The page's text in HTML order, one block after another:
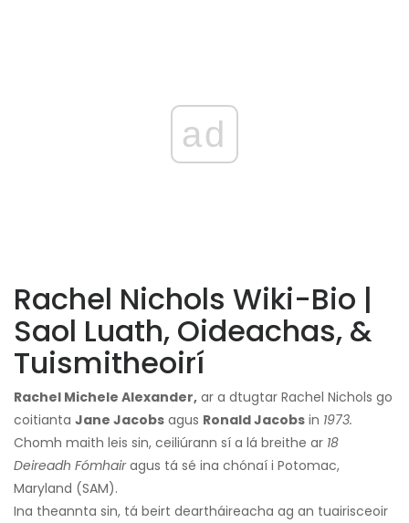
ad
Rachel Nichols Wiki-Bio |
Saol Luath, Oideachas, &
Tuismitheoirí
Rachel Michele Alexander, ar a dtugtar Rachel Nichols go
coitianta Jane Jacobs agus Ronald Jacobs in 1973.
Chomh maith leis sin, ceiliúrann sí a lá breithe ar 18
Deireadh Fómhairagus tá sé ina chónaí i Potomac,
Maryland (SAM).
Ina theannta sin, tá beirt deartháireacha ag an tuairisceoir